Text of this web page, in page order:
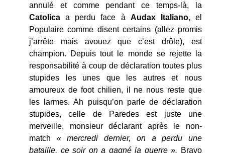
annulé et comme pendant ce temps-là, la
Catolica a perdu face à Audax Italiano, el
Populaire comme disent certains (allez promis
j’arrête mais avouez que c’est drôle), est
champion. Depuis tout le monde se rejette la
responsabilité à coup de déclaration toutes plus
stupides les unes que les autres et nous
amoureux de foot chilien, il ne nous reste que
les larmes. Ah puisqu’on parle de déclaration
stupides, celle de Paredes est juste une
merveille, monsieur déclarant après le non-
match « mercredi dernier, on a perdu une
bataille, ce soir on a gagné la guerre ». Bravo